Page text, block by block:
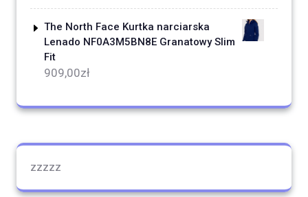
The North Face Kurtka narciarska
Lenado NF0A3M5BN8E Granatowy Slim
Fit
909,00zł
zzzzz